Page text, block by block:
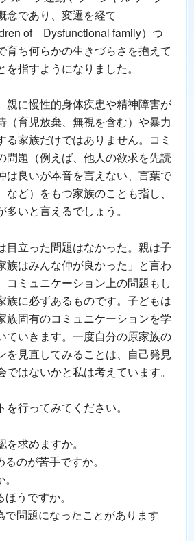
念であり、変遷を経て
of Dysfunctional family）つ
育ち何らかの生きづらさを抱えて
指すようになりました。
親に慢性的身体疾患や精神障害が
（育児放棄、無視を含む）や暴力
る家族だけではありません。コミ
問題（例えば、他人の欲求を先読
は良いが本音を言えない、言葉で
ど）をもつ家族のことも指し、
いと言えるでしょう。
目立った問題はなかった。親は子
族はみんな仲が良かった」と言わ
コミュニケーション上の問題もし
族に必ずあるものです。子どもは
族固有のコミュニケーションを学
ていきます。一度自分の原家族の
を見直してみることは、自己発見
はないかと私は考えています。
行ってみてください。
求めますか。
のが苦手ですか。
うですか。
問題になったことがあります